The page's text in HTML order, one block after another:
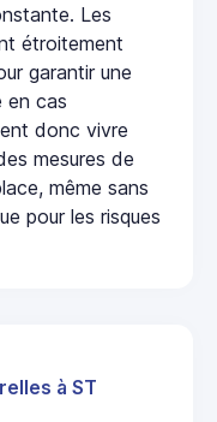
Les
étroitement
garantir une
en cas
donc vivre
mesures de
même sans
pour les risques
à ST